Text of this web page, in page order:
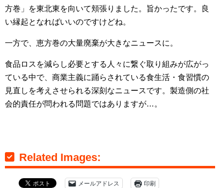
方巻」を東北東を向いて頬張りました。旨かったです。良
い縁起となればいいのですけどね。
一方で、恵方巻の大量廃棄が大きなニュースに。
食品ロスを減らし必要とする人々に繋ぐ取り組みが広がっ
ている中で、商業主義に踊らされている食生活・食習慣の
見直しを考えさせられる深刻なニュースです。製造側の社
会的責任が問われる問題ではありますが…。
Related Images:
メールアドレス 印刷